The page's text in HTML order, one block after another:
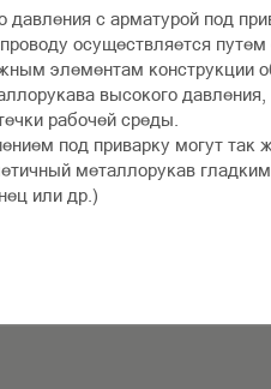
давления с арматурой под
осуществляется
элементам конструкции
высокого
рабочей среды.
под приварку могут так
металлорукав
или др.)